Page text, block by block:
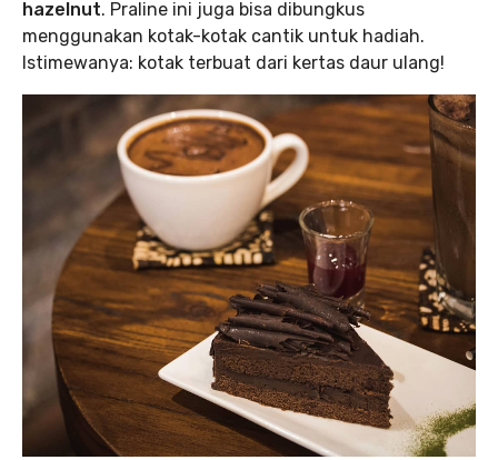
hazelnut. Praline ini juga bisa dibungkus
menggunakan kotak-kotak cantik untuk hadiah.
Istimewanya: kotak terbuat dari kertas daur ulang!